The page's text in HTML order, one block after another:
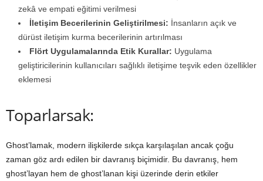
zekâ ve empati eğitimi verilmesi
İletişim Becerilerinin Geliştirilmesi: İnsanların açık ve
dürüst iletişim kurma becerilerinin artırılması
Flört Uygulamalarında Etik Kurallar: Uygulama
geliştiricilerinin kullanıcıları sağlıklı iletişime teşvik eden özellikler
eklemesi
Toparlarsak:
Ghost’lamak, modern ilişkilerde sıkça karşılaşılan ancak çoğu
zaman göz ardı edilen bir davranış biçimidir. Bu davranış, hem
ghost’layan hem de ghost’lanan kişi üzerinde derin etkiler